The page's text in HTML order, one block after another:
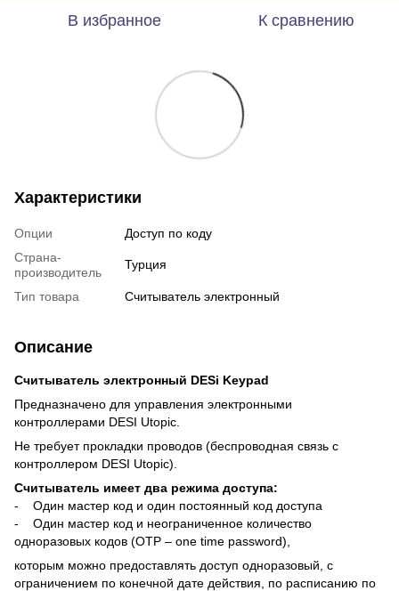
В избранное К сравнению
Характеристики
Опции
Доступ по коду
Страна-
производитель
Турция
Тип товара Считыватель электронный
Описание
Считыватель электронный DESi Keypad
Предназначено для управления электронными
контроллерами DESI Utopic.
Не требует прокладки проводов (беспроводная связь с
контроллером DESI Utopic).
Считыватель имеет два режима доступа:
- Один мастер код и один постоянный код доступа
- Один мастер код и неограниченное количество
одноразовых кодов (OTP – one time password),
которым можно предоставлять доступ одноразовый, с
ограничением по конечной дате действия, по расписанию по